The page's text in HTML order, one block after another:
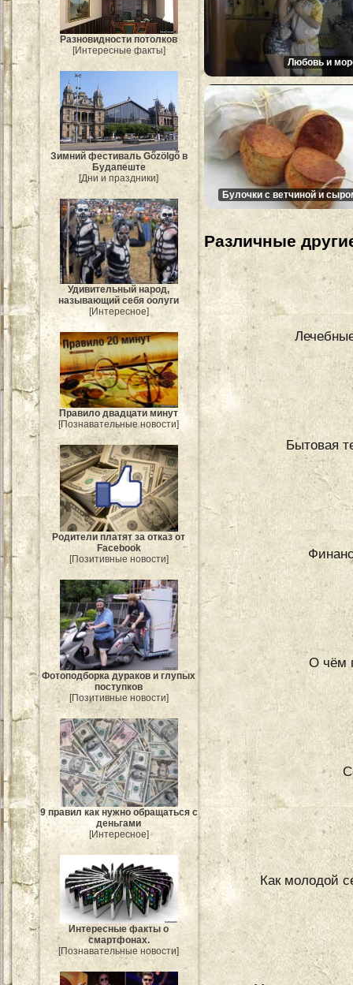
Разновидности потолков
[Интересные факты]
Зимний фестиваль Gőzölgő в
Будапеште
[Дни и праздники]
Удивительный народ,
называющий себя оолуги
[Интересное]
Правило двадцати минут
[Познавательные новости]
Родители платят за отказ от
Facebook
[Позитивные новости]
Фотоподборка дураков и глупых
поступков
[Позитивные новости]
9 правил как нужно обращаться с
деньгами
[Интересное]
Интересные факты о
смартфонах.
[Познавательные новости]
Любовь и
Булочки с ветчиной и
Различные
Бытовая
О чём
Как молодой